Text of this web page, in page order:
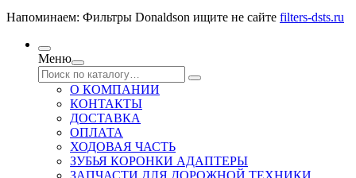
Напоминаем: Фильтры Donaldson ищите не сайте filters-dsts.ru
Меню
О КОМПАНИИ
КОНТАКТЫ
ДОСТАВКА
ОПЛАТА
ХОДОВАЯ ЧАСТЬ
ЗУБЬЯ КОРОНКИ АДАПТЕРЫ
ЗАПЧАСТИ ДЛЯ ДОРОЖНОЙ ТЕХНИКИ